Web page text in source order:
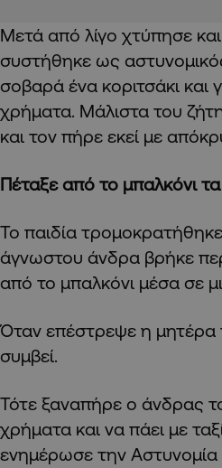
Μετά από λίγο χτύπησε
συστήθηκε ως
σοβαρά ένα κοριτσάκι και
χρήματα. Μάλιστα του
και τον πήρε εκεί με
Πέταξε από το μπαλκόνι
Το παιδία
άγνωστου άνδρα βρήκε
από το μπαλκόνι μέσα σε
Όταν επέστρεψε η μητέρα
συμβεί.
Τότε ξαναπήρε ο άνδρας
χρήματα και να πάει με
ενημέρωσε την Αστυνομία